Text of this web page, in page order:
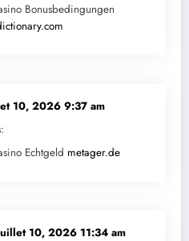
Bonusbedingungen
10, 2026 9:37 am
Echtgeld metager.de
10, 2026 11:34 am